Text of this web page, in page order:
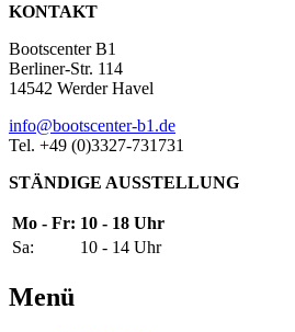
KONTAKT
Bootscenter B1
Berliner-Str. 114
14542 Werder Havel
info@bootscenter-b1.de
Tel. +49 (0)3327-731731
STÄNDIGE AUSSTELLUNG
Mo - Fr: 10 - 18 Uhr
Sa:
10 - 14 Uhr
Menü